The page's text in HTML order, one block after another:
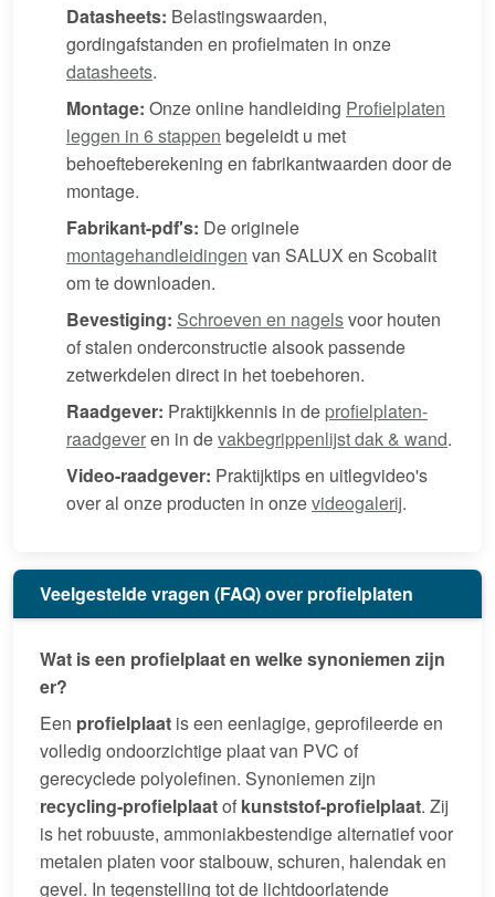
Datasheets: Belastingswaarden,
gordingafstanden en profielmaten in onze
datasheets.
Montage: Onze online handleiding Profielplaten
leggen in 6 stappen begeleidt u met
behoefteberekening en fabrikantwaarden door de
montage.
Fabrikant-pdf's: De originele
montagehandleidingen van SALUX en Scobalit
om te downloaden.
Bevestiging: Schroeven en nagelsvoor houten
of stalen onderconstructie alsook passende
zetwerkdelen direct in het toebehoren.
Raadgever: Praktijkkennis in de profielplaten-
raadgeveren in devakbegrippenlijst dak & wand.
Video-raadgever: Praktijktips en uitlegvideo's
over al onze producten in onzevideogalerij.
Veelgestelde vragen (FAQ) over profielplaten
Wat is een profielplaat en welke synoniemen zijn
er?
Een profielplaat is een eenlagige, geprofileerde en
volledig ondoorzichtige plaat van PVC of
gerecyclede polyolefinen. Synoniemen zijn
recycling-profielplaatof kunststof-profielplaat. Zij
is het robuuste, ammoniakbestendige alternatief voor
metalen platen voor stalbouw, schuren, halendak en
gevel. In tegenstelling tot de lichtdoorlatende